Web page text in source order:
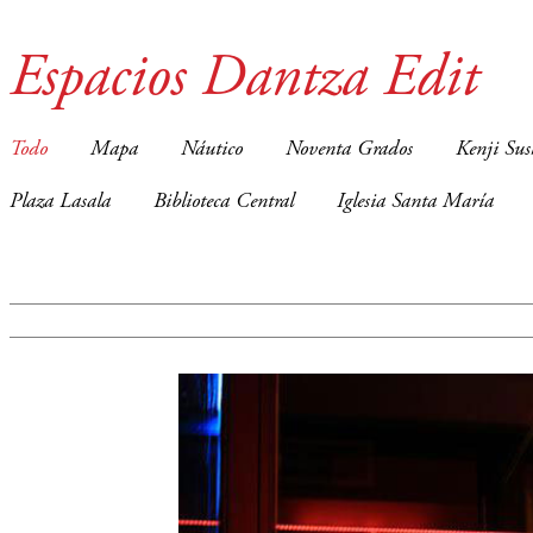
Espacios Dantza Edit
Todo Mapa Náutico Noventa Grados Kenji
Plaza Lasala Biblioteca Central Iglesia Santa María